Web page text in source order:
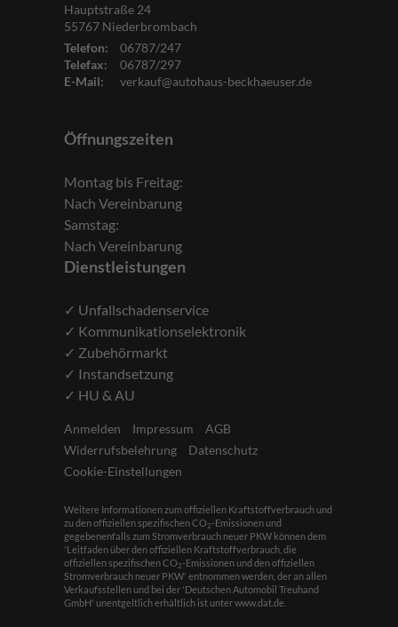
Hauptstraße 24
55767 Niederbrombach
Telefon:
06787/247
Telefax:
06787/297
E-Mail:
verkauf@autohaus-beckhaeuser.de
Öffnungszeiten
Montag bis Freitag:
Nach Vereinbarung
Samstag:
Nach Vereinbarung
Dienstleistungen
✓ Unfallschadenservice
✓ Kommunikationselektronik
✓ Zubehörmarkt
✓ Instandsetzung
✓ HU & AU
Anmelden Impressum
AGB
Widerrufsbelehrung
Datenschutz
Cookie-Einstellungen
Weitere Informationen zum offiziellen Kraftstoffverbrauch und
zu den offiziellen spezifischen CO2-Emissionen und
gegebenenfalls zum Stromverbrauch neuer PKW können dem
'Leitfaden über den offiziellen Kraftstoffverbrauch, die
offiziellen spezifischen CO2-Emissionen und den offiziellen
Stromverbrauch neuer PKW' entnommen werden, der an allen
Verkaufsstellen und bei der 'Deutschen Automobil Treuhand
GmbH' unentgeltlich erhältlich ist unter www.dat.de.